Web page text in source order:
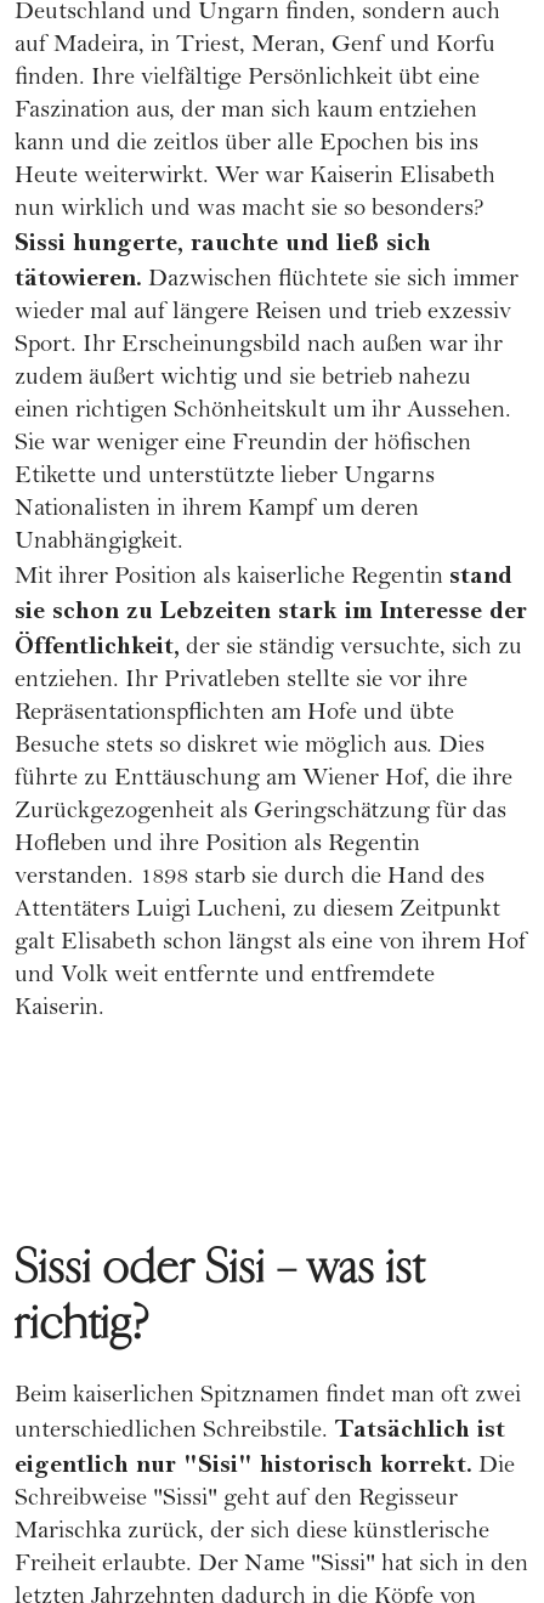
Deutschland und Ungarn finden, sondern auch
auf Madeira, in Triest, Meran, Genf und Korfu
finden. Ihre vielfältige Persönlichkeit übt eine
Faszination aus, der man sich kaum entziehen
kann und die zeitlos über alle Epochen bis ins
Heute weiterwirkt. Wer war Kaiserin Elisabeth
nun wirklich und was macht sie so besonders?
Sissi hungerte, rauchte und ließ sich
tätowieren. Dazwischen flüchtete sie sich immer
wieder mal auf längere Reisen und trieb exzessiv
Sport. Ihr Erscheinungsbild nach außen war ihr
zudem äußert wichtig und sie betrieb nahezu
einen richtigen Schönheitskult um ihr Aussehen.
Sie war weniger eine Freundin der höfischen
Etikette und unterstützte lieber Ungarns
Nationalisten in ihrem Kampf um deren
Unabhängigkeit.
Mit ihrer Position als kaiserliche Regentin stand
sie schon zu Lebzeiten stark im Interesse der
Öffentlichkeit, der sie ständig versuchte, sich zu
entziehen. Ihr Privatleben stellte sie vor ihre
Repräsentationspflichten am Hofe und übte
Besuche stets so diskret wie möglich aus. Dies
führte zu Enttäuschung am Wiener Hof, die ihre
Zurückgezogenheit als Geringschätzung für das
Hofleben und ihre Position als Regentin
verstanden. 1898 starb sie durch die Hand des
Attentäters Luigi Lucheni, zu diesem Zeitpunkt
galt Elisabeth schon längst als eine von ihrem Hof
und Volk weit entfernte und entfremdete
Kaiserin.
Sissi oder Sisi – was ist
richtig?
Beim kaiserlichen Spitznamen findet man oft zwei
unterschiedlichen Schreibstile. Tatsächlich ist
eigentlich nur "Sisi" historisch korrekt. Die
Schreibweise "Sissi" geht auf den Regisseur
Marischka zurück, der sich diese künstlerische
Freiheit erlaubte. Der Name "Sissi" hat sich in den